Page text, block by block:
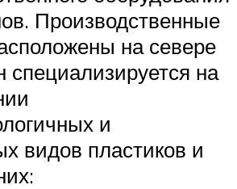
Производственные
на севере
на
и
видов пластиков и